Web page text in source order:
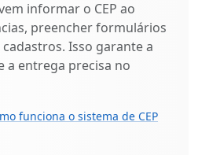
informar o CEP ao
preencher formulários
Isso garante a
a entrega precisa no
funciona o sistema de CEP